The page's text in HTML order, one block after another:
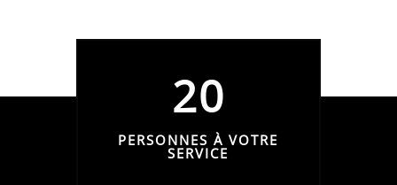
20
PERSONNES À VOTRE
SERVICE